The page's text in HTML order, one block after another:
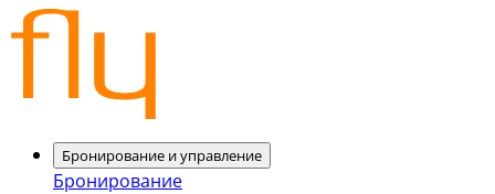
Бронирование и управление
Бронирование